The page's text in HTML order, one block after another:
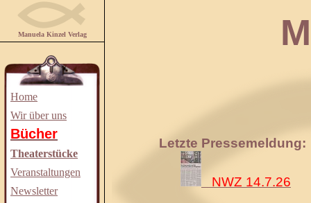
Manuela Kinzel Verlag
Home
Wir über uns
Bücher
Theaterstücke
Veranstaltungen
Newsletter
Letzte Pressemeldung:
NWZ 14.7.26